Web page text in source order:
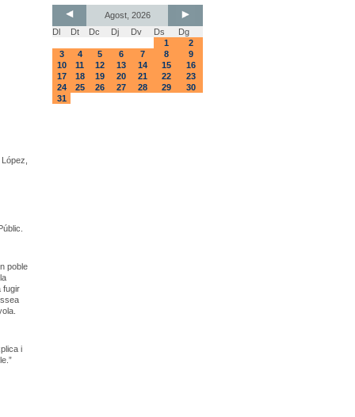
poble
fugir
i
Agost, 2026
Dl
Dt Dc Dj Dv Ds
Dg
1
2
3
4 5 6 7 8
9
10
11 12 13 14 15
16
17
18 19 20 21 22
23
24
25 26 27 28 29
30
31